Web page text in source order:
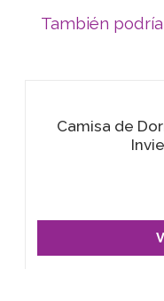
También
Camisa de